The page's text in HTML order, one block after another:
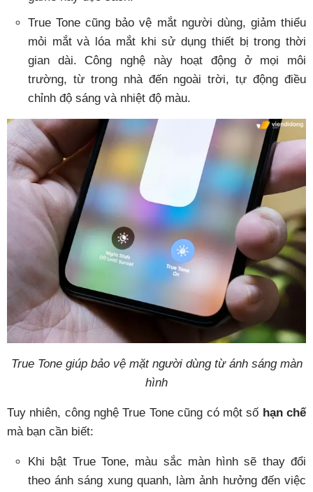
True Tone cũng bảo vệ mắt người dùng, giảm thiểu
mỏi mắt và lóa mắt khi sử dụng thiết bị trong thời
gian dài. Công nghệ này hoạt động ở mọi môi
trường, từ trong nhà đến ngoài trời, tự động điều
chỉnh độ sáng và nhiệt độ màu.
True Tone giúp bảo vệ mặt người dùng từ ánh sáng màn
hình
Tuy nhiên, công nghệ True Tone cũng có một số hạn chế
mà bạn cần biết:
Khi bật True Tone, màu sắc màn hình sẽ thay đổi
theo ánh sáng xung quanh, làm ảnh hưởng đến việc